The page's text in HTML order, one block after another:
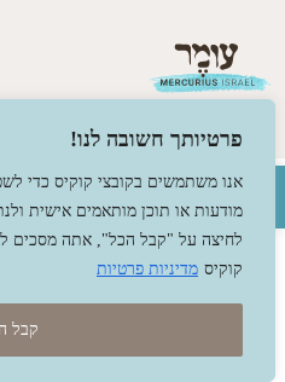
פתח סרגל נגישות
פרטיותך חשובה לנו!
אנו משתמשים בקובצי קוקיס כדי
מודעות או תוכן מותאמים אישית
לחיצה על "קבל הכל", אתה מסכים
קוקיס מדיניות פרטיות
קבל
עיצוב -גל פלג , בניה -שמרת דיגיטל -